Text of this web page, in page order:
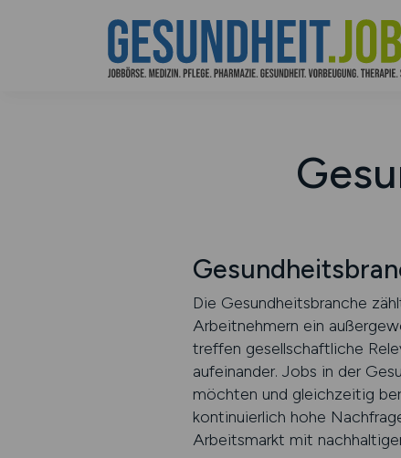
Die Gesundheitsbranche
Arbeitnehmern ein
treffen gesellschaftliche
aufeinander. Jobs in der
möchten und gleichzeitig
kontinuierlich hohe
Arbeitsmarkt mit